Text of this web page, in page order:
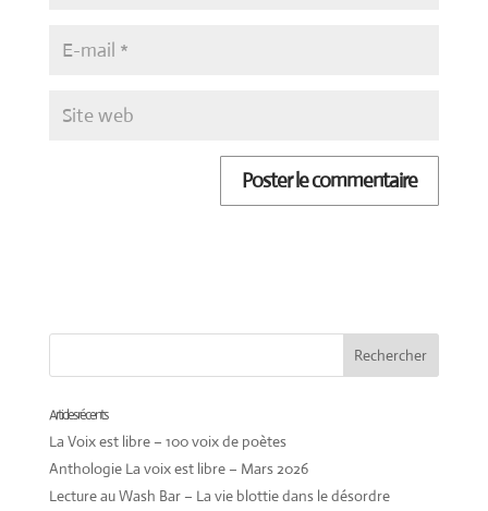
Articles récents
La Voix est libre – 100 voix de poètes
Anthologie La voix est libre – Mars 2026
Lecture au Wash Bar – La vie blottie dans le désordre